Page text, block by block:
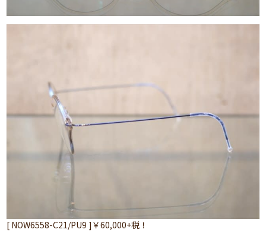
[ NOW6558-C21/PU9 ]￥60,000+税！